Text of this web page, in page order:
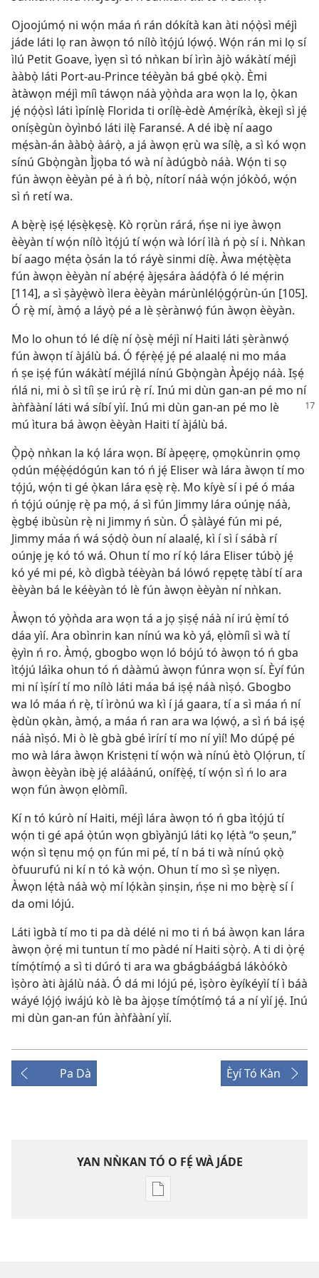
Ojoojúmọ́ ni wọ́n máa ń rán dókítà kan àti nọ́ọ̀sì méjì
jáde láti lọ ran àwọn tó nílò ìtọ́jú lọ́wọ́. Wọ́n rán mi lọ sí
ìlú Petit Goave, ìyẹn sì tó nǹkan bí ìrìn àjò wákàtí méjì
ààbọ̀ láti Port-au-Prince téèyàn bá gbé ọkọ̀. Èmi
àtàwọn méjì míì táwọn náà yọ̀ǹda ara wọn la lọ, ọ̀kan
jẹ́ nọ́ọ̀sì láti ìpínlẹ̀ Florida ti orílẹ̀-èdè Amẹ́ríkà, èkejì sì jẹ́
oníṣègùn òyìnbó láti ilẹ̀ Faransé. A dé ibẹ̀ ní aago
mẹ́sàn-án ààbọ̀ àárọ̀, a já àwọn ẹrù wa sílẹ̀, a sì kó wọn
sínú Gbọ̀ngàn Ìjọba tó wà ní àdúgbò náà. Wọ́n ti sọ
fún àwọn èèyàn pé à ń bọ̀, nítorí náà wọ́n jókòó, wọ́n
sì ń retí wa.
A bẹ̀rẹ̀ iṣẹ́ lẹ́sẹ̀kẹsẹ̀. Kò rọrùn rárá, ńṣe ni iye àwọn
èèyàn tí wọ́n nílò ìtọ́jú tí wọ́n wà lórí ìlà ń pọ̀ sí i. Nǹkan
bí aago mẹ́ta ọ̀sán la tó ráyè sinmi díẹ̀. Àwa mẹ́tẹ̀ẹ̀ta
fún àwọn èèyàn ní abẹ́rẹ́ àjẹsára àádọ́fà ó lé mẹ́rin
[114], a sì ṣàyẹ̀wò ìlera èèyàn márùnlélọ́gọ́rùn-ún [105].
Ó rẹ̀ mí, àmọ́ a láyọ̀ pé a lè ṣèrànwọ́ fún àwọn èèyàn.
Mo lo ohun tó lé díẹ̀ ní ọ̀sẹ̀ méjì ní Haiti láti ṣèrànwọ́
fún àwọn tí àjálù bá. Ó fẹ́rẹ̀ẹ́ jẹ́ pé alaalẹ́ ni mo máa
ń ṣe iṣẹ́ fún wákàtí méjìlá nínú Gbọ̀ngàn Àpéjọ náà. Iṣẹ́
ńlá ni, mi ò sì tíì ṣe irú rẹ̀ rí. Inú mi dùn gan-an pé mo ní
àǹfààní láti wá síbí yìí. Inú mi dùn gan-an pé mo lè
mú ìtura bá àwọn èèyàn Haiti tí àjálù bá.
Ọ̀pọ̀ nǹkan la kọ́ lára wọn. Bí àpẹẹrẹ, ọmọkùnrin ọmọ
ọdún mẹ́ẹ̀ẹ́dógún kan tó ń jẹ́ Eliser wà lára àwọn tí mo
tọ́jú, wọ́n ti gé ọ̀kan lára ẹsẹ̀ rẹ̀. Mo kíyè sí i pé ó máa
ń tọ́jú oúnjẹ rẹ̀ pa mọ́, á sì fún Jimmy lára oúnjẹ náà,
ẹ̀gbẹ́ ibùsùn rẹ̀ ni Jimmy ń sùn. Ó ṣàlàyé fún mi pé,
Jimmy máa ń wá sọ́dọ̀ òun ní alaalẹ́, kì í sì í sábà rí
oúnjẹ jẹ kó tó wá. Ohun tí mo rí kọ́ lára Eliser túbọ̀ jẹ́
kó yé mi pé, kò dìgbà téèyàn bá lówó rẹpẹtẹ tàbí tí ara
èèyàn bá le kéèyàn tó lè fún àwọn èèyàn ní nǹkan.
Àwọn tó yọ̀ǹda ara wọn tá a jọ ṣiṣẹ́ náà ní irú ẹ̀mí tó
dáa yìí. Ara obìnrin kan nínú wa kò yá, ẹlòmíì sì wà tí
ẹ̀yìn ń ro. Àmọ́, gbogbo wọn ló bójú tó àwọn tó ń gba
ìtọ́jú láìka ohun tó ń dààmú àwọn fúnra wọn sí. Èyí fún
mi ní ìṣírí tí mo nílò láti máa bá iṣẹ́ náà nìṣó. Gbogbo
wa ló máa ń rẹ̀, tí ìrònú wa kì í já gaara, tí a sì máa ń ní
ẹ̀dùn ọkàn, àmọ́, a máa ń ran ara wa lọ́wọ́, a sì ń bá iṣẹ́
náà nìṣó. Mi ò lè gbà gbé ìrírí tí mo ní yìí! Mo dúpẹ́ pé
mo wà lára àwọn Kristẹni tí wọ́n wà nínú ètò Ọlọ́run, tí
àwọn èèyàn ibẹ̀ jẹ́ aláàánú, onífẹ̀ẹ́, tí wọ́n sì ń lo ara
wọn fún àwọn ẹlòmíì.
Kí n tó kúrò ní Haiti, méjì lára àwọn tó ń gba ìtọ́jú tí
wọ́n ti gé apá ọ̀tún wọn gbìyànjú láti kọ lẹ́tà “o ṣeun,”
wọ́n sì tẹnu mọ́ ọn fún mi pé, tí n bá ti wà nínú ọkọ̀
òfuurufú ni kí n tó kà wọ́n. Ohun tí mo sì ṣe nìyẹn.
Àwọn lẹ́tà náà wọ̀ mí lọ́kàn ṣinṣin, ńṣe ni mo bẹ̀rẹ̀ sí í
da omi lójú.
Láti ìgbà tí mo ti pa dà délé ni mo ti ń bá àwọn kan lára
àwọn ọ̀rẹ́ mi tuntun tí mo pàdé ní Haiti sọ̀rọ̀. A ti di ọ̀rẹ́
tímọ́tímọ́ a sì ti dúró ti ara wa gbágbáágbá lákòókò
ìṣòro àti àjálù náà. Ó dá mi lójú pé, ìṣòro èyíkéyìí tí ì báà
wáyé lọ́jọ́ iwájú kò lè ba àjọṣe tímọ́tímọ́ tá a ní yìí jẹ́. Inú
mi dùn gan-an fún àǹfààní yìí.
Pa Dà Èyí Tó Kàn
YAN NǸKAN TÓ O FẸ́ WÀ JÁDE
Bó